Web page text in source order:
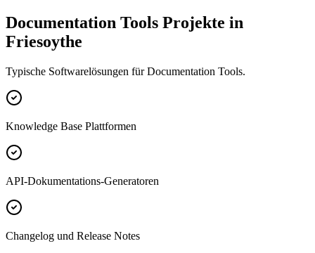
Documentation Tools Projekte in
Friesoythe
Typische Softwarelösungen für Documentation Tools.
Knowledge Base Plattformen
API-Dokumentations-Generatoren
Changelog und Release Notes